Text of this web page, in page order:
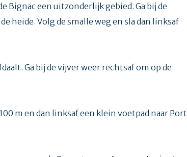
Bignac een uitzonderlijk gebied. Ga bij de
heide. Volg de smalle weg en sla dan linksaf
Ga bij de vijver weer rechtsaf om op de
m en dan linksaf een klein voetpad naar Port